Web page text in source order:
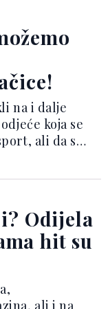
dane koje
na i dalje
koja se
ali da smo
hlačice,
suprotno su
Odijela
hit su